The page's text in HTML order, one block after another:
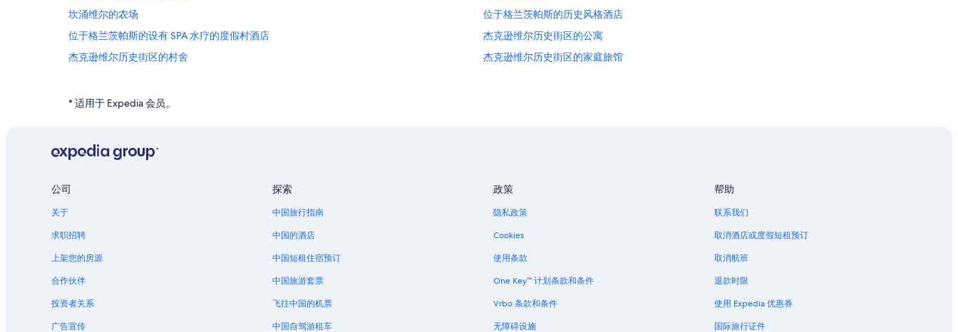
坎涌维尔的农场
位于格兰茨帕斯的历史风格酒店
位于格兰茨帕斯的设有 SPA 水疗的度假村酒店
杰克逊维尔历史街区的公寓
杰克逊维尔历史街区的村舍
杰克逊维尔历史街区的家庭旅馆
位于罗斯堡的浪漫酒店
杰克逊维尔的民宿
温斯顿的酒店
位于中心点的公寓式酒店
中心点的汽车旅馆
位于北湾的Best Western酒店
* 适用于 Expedia 会员。
公司
关于
求职招聘
上架您的房源
合作伙伴
投资者关系
广告宣传
探索
中国旅行指南
中国的酒店
中国短租住宿预订
中国旅游套票
飞往中国的机票
中国自驾游租车
政策
隐私政策
Cookies
使用条款
One Key™ 计划条款和条件
Vrbo 条款和条件
无障碍设施
帮助
联系我们
取消酒店或度假短租预订
取消航班
退款时限
使用 Expedia 优惠券
国际旅行证件